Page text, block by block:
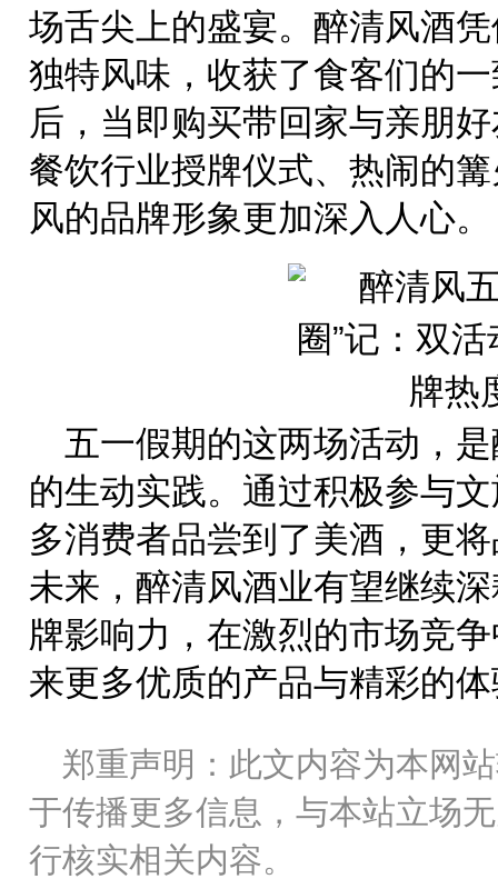
场舌尖上的盛宴。醉清风酒
独特风味，收获了食客们的
后，当即购买带回家与亲朋
餐饮行业授牌仪式、热闹的
风的品牌形象更加深入人心。
五一假期的这两场活动，
的生动实践。通过积极参与
多消费者品尝到了美酒，更
未来，醉清风酒业有望继续
牌影响力，在激烈的市场竞
来更多优质的产品与精彩的
郑重声明：此文内容为本网
于传播更多信息，与本站立场
行核实相关内容。